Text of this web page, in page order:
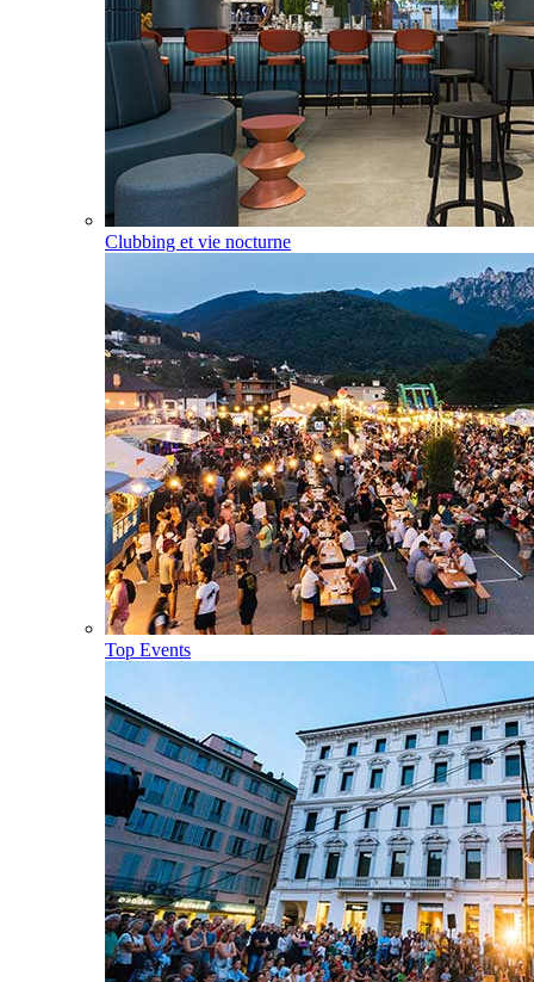
Clubbing et vie nocturne
Top Events